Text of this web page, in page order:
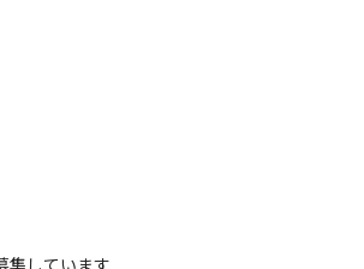
集しています